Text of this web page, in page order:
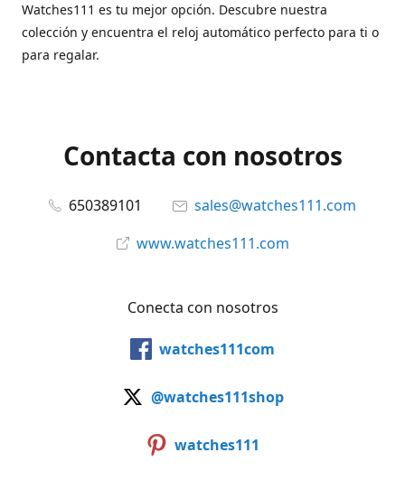
Watches111 es tu mejor opción. Descubre nuestra
colección y encuentra el reloj automático perfecto para ti o
para regalar.
Contacta con nosotros
650389101
sales@watches111.com
www.watches111.com
Conecta con nosotros
watches111com
@watches111shop
watches111